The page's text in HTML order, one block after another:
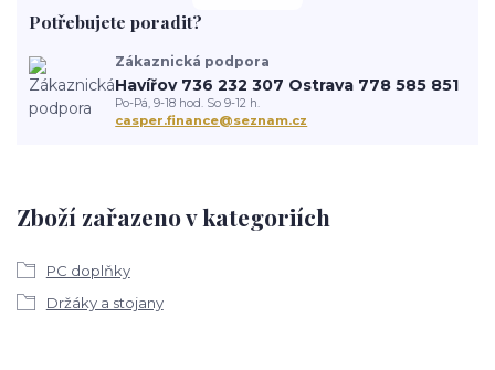
Zboží zařazeno v kategoriích
PC doplňky
Držáky a stojany
Potřebujete poradit?
Zákaznická podpora
Havířov 736 232 307 Ostrava 778 585 851
Po-Pá, 9-18 hod. So 9-12 h.
casper.finance@seznam.cz